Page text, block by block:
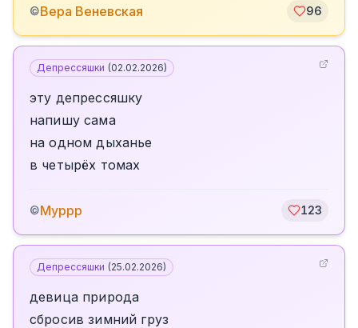
©Вера Веневская 96
Депрессяшки (02.02.2026)
эту депрессяшку
напишу сама
на одном дыханье
в четырёх томах
©Муррр 123
Депрессяшки (25.02.2026)
девица природа
сбросив зимний груз